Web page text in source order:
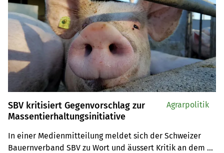
SBV kritisiert Gegenvorschlag zur
Massentierhaltungsinitiative
In einer Medienmitteilung meldet sich der Schweizer
Bauernverband SBV zu Wort und äussert Kritik an dem
Agrarpolitik